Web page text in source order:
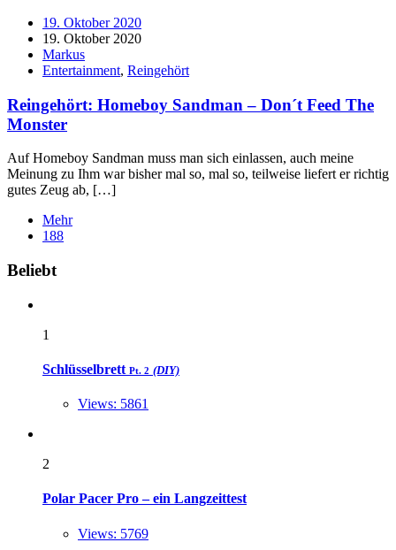
19. Oktober 2020
19. Oktober 2020
Markus
Entertainment, Reingehört
Reingehört: Homeboy Sandman – Don´t Feed The
Monster
Auf Homeboy Sandman muss man sich einlassen, auch meine
Meinung zu Ihm war bisher mal so, mal so, teilweise liefert er richtig
gutes Zeug ab, […]
Mehr
188
Widgets
Beliebt
1
Schlüsselbrett Pt. 2 (DIY)
Views: 5861
2
Polar Pacer Pro – ein Langzeittest
Views: 5769